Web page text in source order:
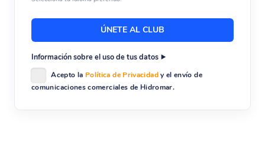
Información sobre el uso de tus datos
Acepto la Política de Privacidady el envío de
comunicaciones comerciales de Hidromar.